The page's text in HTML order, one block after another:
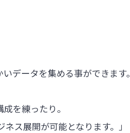
データを集める事ができます。
を練ったり。
ス展開が可能となります。」